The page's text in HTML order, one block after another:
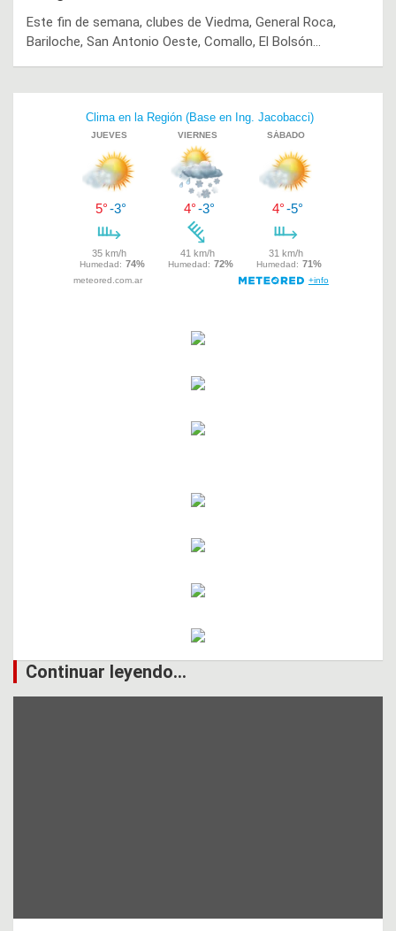
Este fin de semana, clubes de Viedma, General Roca,
Bariloche, San Antonio Oeste, Comallo, El Bolsón…
Continuar leyendo...